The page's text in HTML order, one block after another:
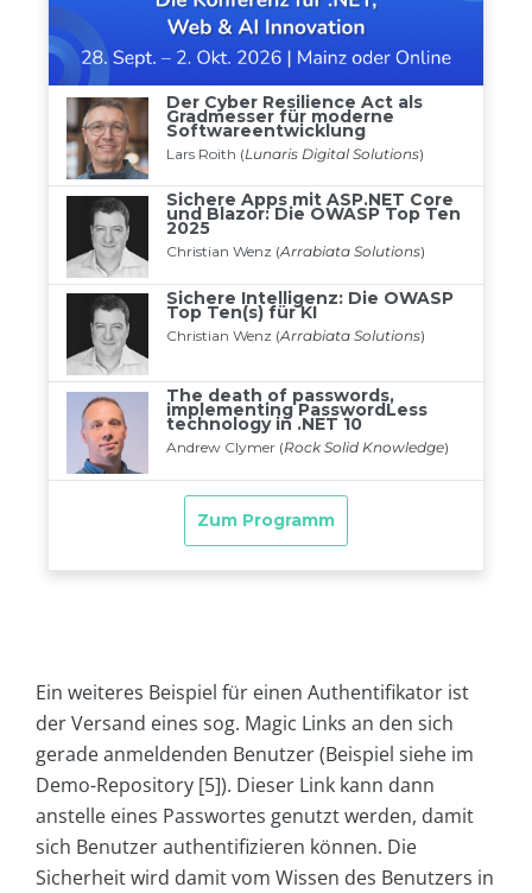
Ein weiteres Beispiel für einen Authentifikator ist
der Versand eines sog. Magic Links an den sich
gerade anmeldenden Benutzer (Beispiel siehe im
Demo-Repository [5]). Dieser Link kann dann
anstelle eines Passwortes genutzt werden, damit
sich Benutzer authentifizieren können. Die
Sicherheit wird damit vom Wissen des Benutzers in